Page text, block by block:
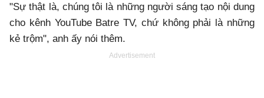
"Sự thật là, chúng tôi là những người sáng tạo nội dung
cho kênh YouTube Batre TV, chứ không phải là những
kẻ trộm", anh ấy nói thêm.
Advertisement